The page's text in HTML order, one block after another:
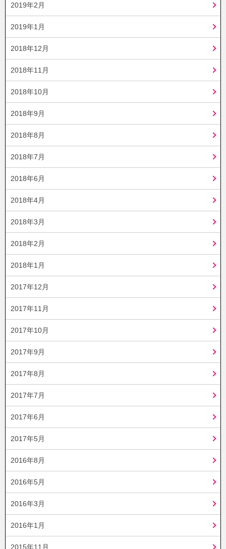
2019年2月
2019年1月
2018年12月
2018年11月
2018年10月
2018年9月
2018年8月
2018年7月
2018年6月
2018年4月
2018年3月
2018年2月
2018年1月
2017年12月
2017年11月
2017年10月
2017年9月
2017年8月
2017年7月
2017年6月
2017年5月
2016年8月
2016年5月
2016年3月
2016年1月
2015年11月